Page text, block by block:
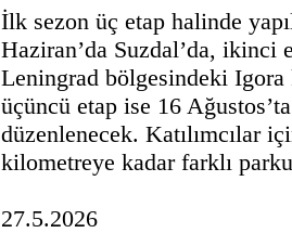
İlk sezon üç etap halinde
Haziran’da Suzdal’da, ikinci
Leningrad bölgesindeki
üçüncü etap ise 16
düzenlenecek. Katılımcılar
kilometreye kadar farklı
27.5.2026